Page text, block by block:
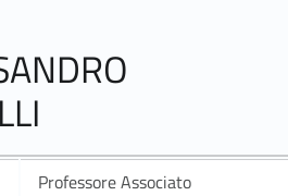
Professore Associato